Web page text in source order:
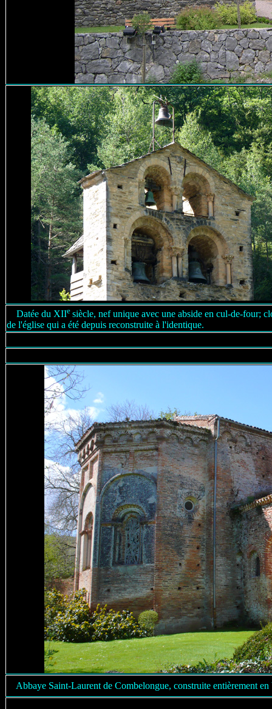
Datée du XIIe siècle, nef unique avec une abside en cul-de-four;
de l'église qui a été depuis reconstruite à l'identique.
Abbaye Saint-Laurent de Combelongue, construite entièrement